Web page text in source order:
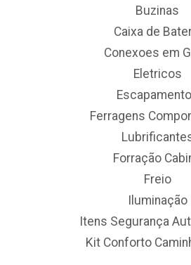
Buzinas
Caixa de
Conexoes em
Eletricos
Ferragens
Forração
Freio
Iluminação
Itens Segurança
Kit Conforto